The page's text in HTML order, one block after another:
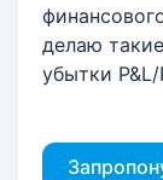
делаю
убытки